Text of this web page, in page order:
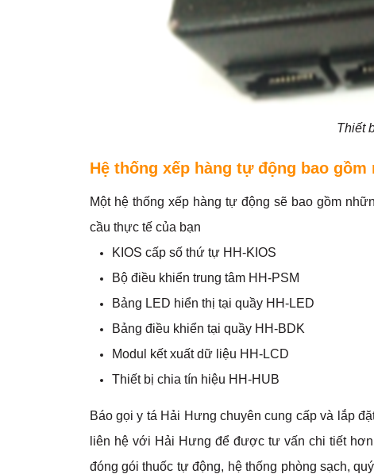
Thiết
Hệ thống xếp hàng tự động bao
Một hệ thống xếp hàng tự động sẽ bao gồm
cầu thực tế của bạn
KIOS cấp số thứ tự HH-KIOS
Bộ điều khiển trung tâm HH-PSM
Bảng LED hiển thị tại quầy HH-LED
Bảng điều khiển tại quầy HH-BDK
Modul kết xuất dữ liệu HH-LCD
Thiết bị chia tín hiệu HH-HUB
Báo gọi y tá Hải Hưng chuyên cung cấp và lắp
liên hệ với Hải Hưng để được tư vấn chi tiết
đóng gói thuốc tự động, hệ thống phòng sạch,